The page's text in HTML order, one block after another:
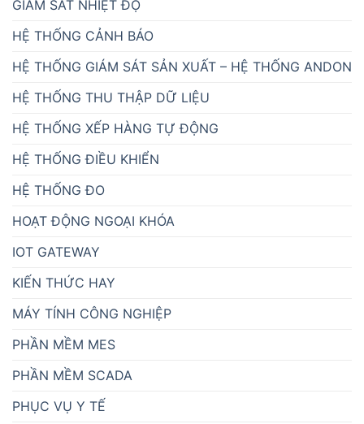
GIÁM SÁT NHIỆT ĐỘ
HỆ THỐNG CẢNH BÁO
HỆ THỐNG GIÁM SÁT SẢN XUẤT – HỆ THỐNG ANDON
HỆ THỐNG THU THẬP DỮ LIỆU
HỆ THỐNG XẾP HÀNG TỰ ĐỘNG
HỆ THỐNG ĐIỀU KHIỂN
HỆ THỐNG ĐO
HOẠT ĐỘNG NGOẠI KHÓA
IOT GATEWAY
KIẾN THỨC HAY
MÁY TÍNH CÔNG NGHIỆP
PHẦN MỀM MES
PHẦN MỀM SCADA
PHỤC VỤ Y TẾ